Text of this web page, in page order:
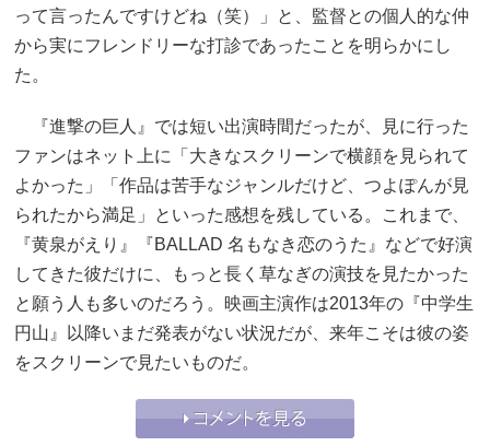
って言ったんですけどね（笑）」と、監督との個人的な仲
から実にフレンドリーな打診であったことを明らかにし
た。
『進撃の巨人』では短い出演時間だったが、見に行った
ファンはネット上に「大きなスクリーンで横顔を見られて
よかった」「作品は苦手なジャンルだけど、つよぽんが見
られたから満足」といった感想を残している。これまで、
『黄泉がえり』『BALLAD 名もなき恋のうた』などで好演
してきた彼だけに、もっと長く草なぎの演技を見たかった
と願う人も多いのだろう。映画主演作は2013年の『中学生
円山』以降いまだ発表がない状況だが、来年こそは彼の姿
をスクリーンで見たいものだ。